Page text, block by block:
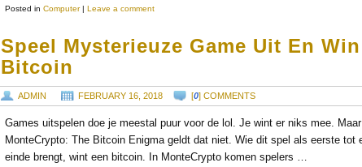
Posted in Computer | Leave a comment
Speel Mysterieuze Game Uit En Win
Bitcoin
ADMIN FEBRUARY 16, 2018 [0] COMMENTS
Games uitspelen doe je meestal puur voor de lol. Je wint er niks mee.
MonteCrypto: The Bitcoin Enigma geldt dat niet. Wie dit spel als eerste tot
einde brengt, wint een bitcoin. In MonteCrypto komen spelers …